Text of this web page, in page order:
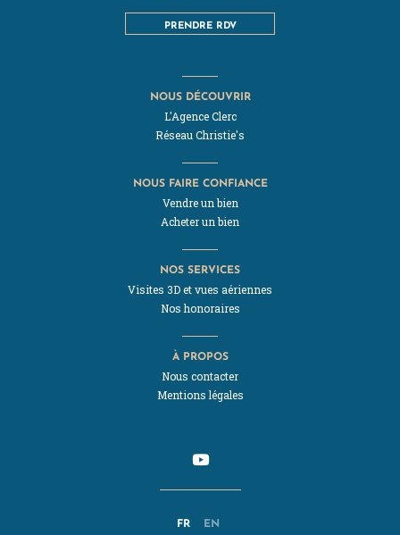
PRENDRE RDV
FR EN
NOUS DÉCOUVRIR
L'Agence Clerc
Réseau Christie's
NOUS FAIRE CONFIANCE
Vendre un bien
Acheter un bien
NOS SERVICES
Visites 3D et vues aériennes
Nos honoraires
À PROPOS
Nous contacter
Mentions légales